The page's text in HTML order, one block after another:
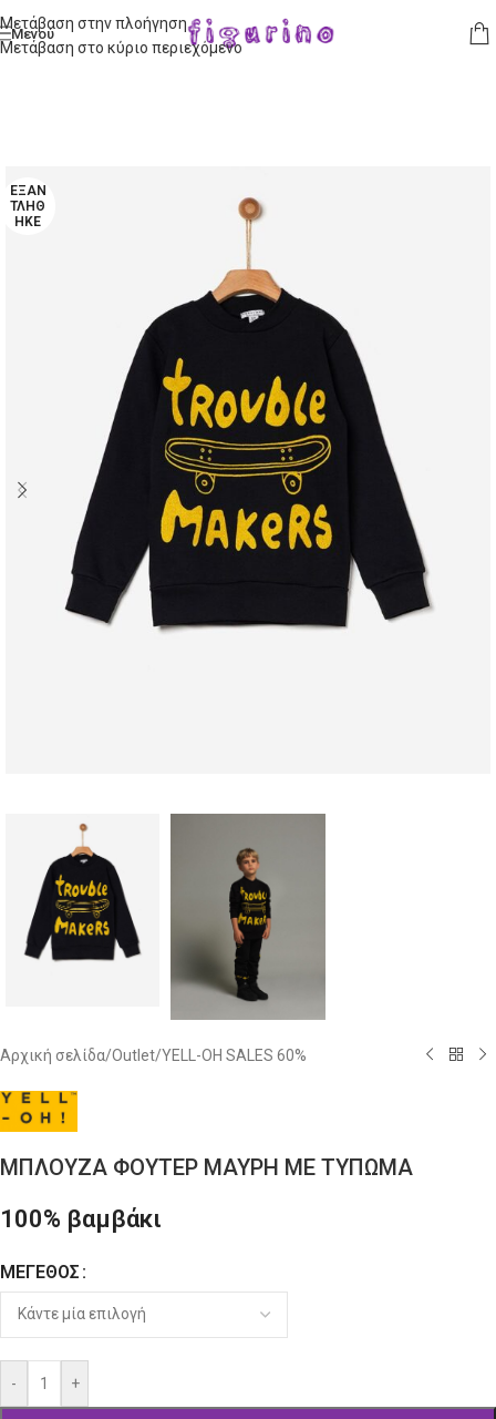
Μετάβαση στην πλοήγηση
Μετάβαση στο κύριο περιεχόμενο
Μενού
ΕΞΑΝ
ΤΛΉΘ
ΗΚΕ
Αρχική σελίδα/Outlet/YELL-OH SALES 60%
ΜΠΛΟΥΖΑ ΦΟΥΤΕΡ ΜΑΥΡΗ ΜΕ ΤΥΠΩΜΑ
100% βαμβάκι
ΜΈΓΕΘΟΣ
- +
Alternative: